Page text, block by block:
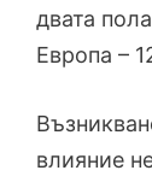
двата
Европа –
влияние